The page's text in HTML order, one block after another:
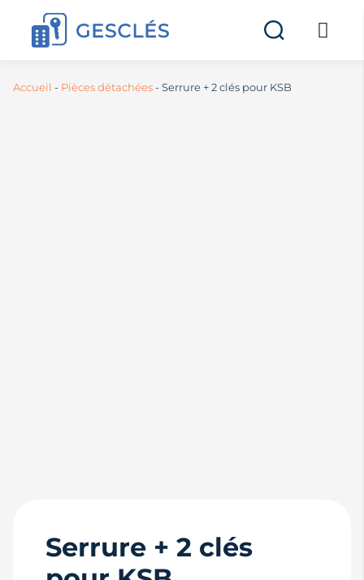
Accueil - Pièces détachées-Serrure + 2 clés pour KSB
Serrure + 2 clés